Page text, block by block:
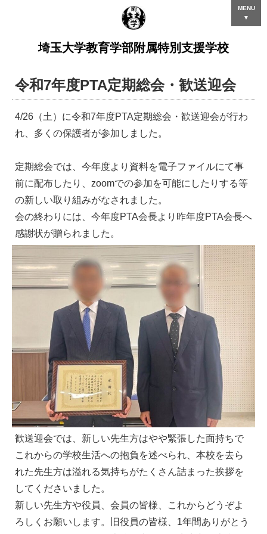
埼玉大学教育学部附属特別支援学校
MENU
▼
令和7年度PTA定期総会・歓送迎会
4/26（土）に令和7年度PTA定期総会・歓送迎会が行わ
れ、多くの保護者が参加しました。
定期総会では、今年度より資料を電子ファイルにて事
前に配布したり、zoomでの参加を可能にしたりする等
の新しい取り組みがなされました。
会の終わりには、今年度PTA会長より昨年度PTA会長へ
感謝状が贈られました。
歓送迎会では、新しい先生方はやや緊張した面持ちで
これからの学校生活への抱負を述べられ、本校を去ら
れた先生方は溢れる気持ちがたくさん詰まった挨拶を
してくださいました。
新しい先生方や役員、会員の皆様、これからどうぞよ
ろしくお願いします。旧役員の皆様、1年間ありがとう